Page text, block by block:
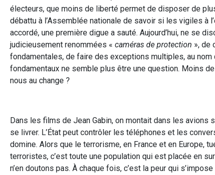
électeurs, que moins de liberté permet de disposer de
débattu à l’Assemblée nationale de savoir si les vigiles à
accordé, une première digue a sauté. Aujourd’hui, ne se
judicieusement renommées « caméras de protection », de
fondamentales, de faire des exceptions multiples, au
fondamentaux ne semble plus être une question. Moins
nous au change ?
Dans les films de Jean Gabin, on montait dans les avions
se livrer. L’État peut contrôler les téléphones et les
domine. Alors que le terrorisme, en France et en Europe,
terroristes, c’est toute une population qui est placée en
n’en doutons pas. À chaque fois, c’est la peur qui